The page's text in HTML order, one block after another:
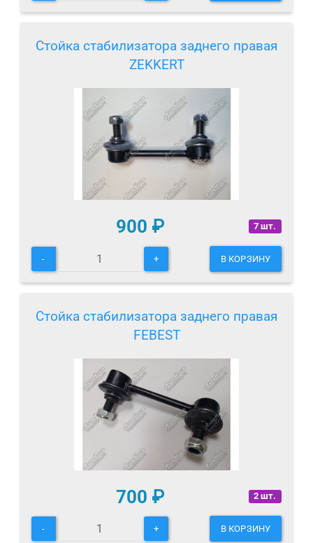
Стойка стабилизатора заднего правая
ZEKKERT
7 шт.
900 ₽
- + В КОРЗИНУ
Стойка стабилизатора заднего правая
FEBEST
2 шт.
700 ₽
- + В КОРЗИНУ